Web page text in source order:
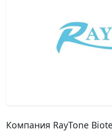
Компания RayTone